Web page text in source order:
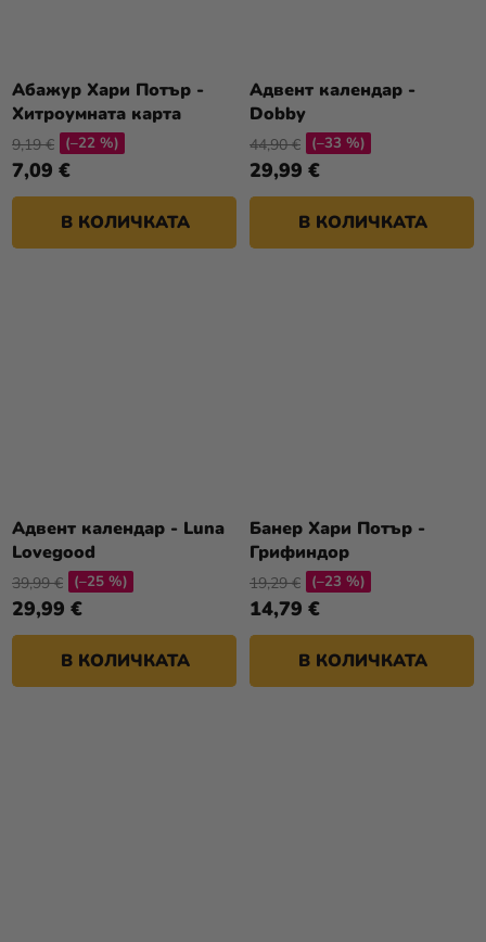
Абажур Хари Потър -
Хитроумната карта
7,09 €
9,19 € (–22 %)
В КОЛИЧКАТА
Адвент календар -
Dobby
29,99 €
44,90 € (–33 %)
В КОЛИЧКАТА
Адвент календар - Luna
Lovegood
29,99 €
39,99 € (–25 %)
В КОЛИЧКАТА
Банер Хари Потър -
Грифиндор
14,79 €
19,29 € (–23 %)
В КОЛИЧКАТА